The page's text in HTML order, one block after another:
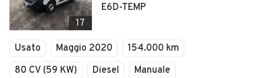
17
E6D-TEMP
Usato Maggio 2020
154.000 km
80 CV (59 KW)
Diesel Manuale